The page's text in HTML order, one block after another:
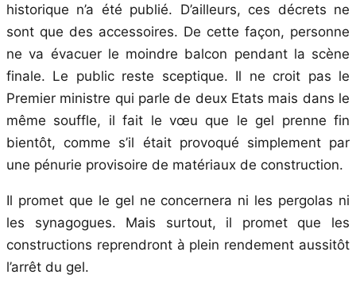
historique n’a été publié. D’ailleurs, ces décrets ne
sont que des accessoires. De cette façon, personne
ne va évacuer le moindre balcon pendant la scène
finale. Le public reste sceptique. Il ne croit pas le
Premier ministre qui parle de deux Etats mais dans le
même souffle, il fait le vœu que le gel prenne fin
bientôt, comme s’il était provoqué simplement par
une pénurie provisoire de matériaux de construction.
Il promet que le gel ne concernera ni les pergolas ni
les synagogues. Mais surtout, il promet que les
constructions reprendront à plein rendement aussitôt
l’arrêt du gel.